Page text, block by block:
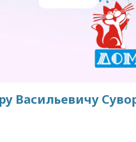
Васильевичу